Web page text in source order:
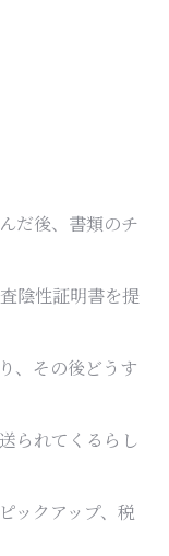
だ後、書類のチ
陰性証明書を提
、その後どうす
られてくるらし
クアップ、税